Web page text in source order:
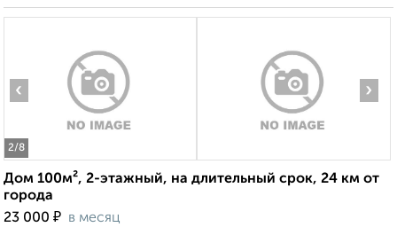
2/8
‹ ›
Дом 100м², 2-этажный, на длительный срок, 24 км от
города
23 000 ₽ в месяц